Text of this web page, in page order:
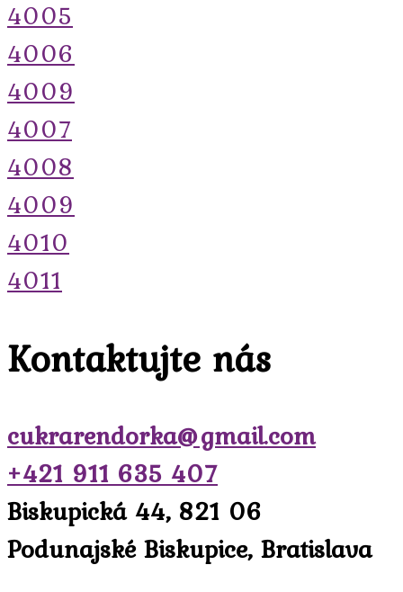
4005
4006
4009
4007
4008
4009
4010
4011
Kontaktujte nás
cukrarendorka@gmail.com
+421 911 635 407
Biskupická 44, 821 06
Podunajské Biskupice, Bratislava